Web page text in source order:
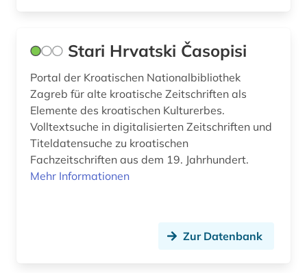
dissertation (2)
dobroljubov (1)
dostoevskij (1)
dostojevskij (1)
drama (2)
Schweden (1)
Serbien (19)
Slowakei (16)
Slowenien (15)
Spanien (1)
Tschechische Republik (24)
Stari Hrvatski Časopisi
Portal der Kroatischen Nationalbibliothek
Zagreb für alte kroatische Zeitschriften als
Elemente des kroatischen Kulturerbes.
Volltextsuche in digitalisierten Zeitschriften und
Titeldatensuche zu kroatischen
Fachzeitschriften aus dem 19. Jahrhundert.
Mehr Informationen
Zur Datenbank